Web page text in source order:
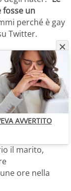
fosse un
perché è gay
Twitter.
di
“Mi
ad altri
alle due
si è fatta
il marito,
ore nella
AVVERTITO